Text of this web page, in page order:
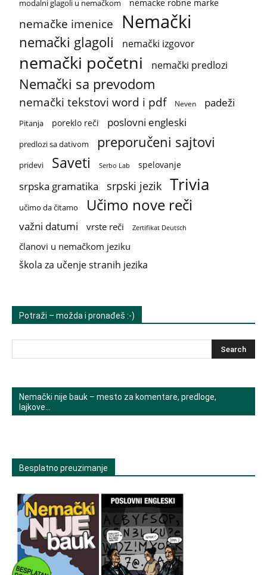
modalni glagoli u nemačkom nemacke robne marke
nemačke imenice Nemački
nemački glagoli nemački izgovor
nemački početni nemački predlozi
Nemački sa prevodom
nemački tekstovi word i pdf Neven padeži
Pitanja poreklo reči poslovni engleski
predlozi sa dativom preporučeni sajtovi
pridevi Saveti Serbo Lab spelovanje
srpska gramatika srpski jezik Trivia
učimo da čitamo Učimo nove reči
važni datumi vrste reči Zertifikat Deutsch
članovi u nemačkom jeziku
škola za učenje stranih jezika
Potraži – možda i pronađeš :-)
Nemački nije bauk – mesto za komentare, predloge,
lajkove…
Besplatno preuzimanje